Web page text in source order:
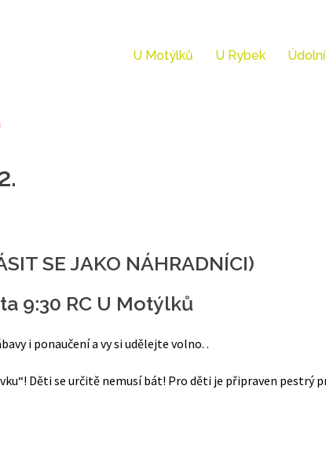
U Motýlků U Rybek Údolní
SE JAKO NÁHRADNÍCI)
9:30 RC U Motýlků
i ponaučení a vy si udělejte volno. .
Děti se určitě nemusí bát! Pro děti je připraven pestrý